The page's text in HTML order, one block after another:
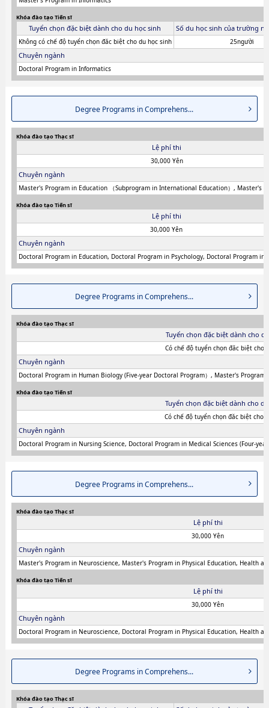
Khóa đào tạo Tiến sĩ
Tuyển chọn đặc biệt dành cho du học sinh Số du học sinh của trường
Không có chế độ tuyển chọn đăc biệt cho du học sinh 25người
Chuyên ngành
Doctoral Program in Informatics
Degree Programs in Comprehens...
Khóa đào tạo Thạc sĩ
Lệ phí thi
30,000 Yên
Chuyên ngành
Master's Program in Education （Subprogram in International Education）, Master's
Khóa đào tạo Tiến sĩ
Lệ phí thi
30,000 Yên
Chuyên ngành
Doctoral Program in Education, Doctoral Program in Psychology, Doctoral Program in
Degree Programs in Comprehens...
Khóa đào tạo Thạc sĩ
Tuyển chọn đặc biệt dành cho
Có chế độ tuyển chọn đăc biệt cho
Chuyên ngành
Doctoral Program in Human Biology (Five-year Doctoral Program）, Master's
Khóa đào tạo Tiến sĩ
Tuyển chọn đặc biệt dành cho
Có chế độ tuyển chọn đăc biệt cho
Chuyên ngành
Doctoral Program in Nursing Science, Doctoral Program in Medical Sciences (Four-
Degree Programs in Comprehens...
Khóa đào tạo Thạc sĩ
Lệ phí thi
30,000 Yên
Chuyên ngành
Master's Program in Neuroscience, Master's Program in Physical Education, Health
Khóa đào tạo Tiến sĩ
Lệ phí thi
30,000 Yên
Chuyên ngành
Doctoral Program in Neuroscience, Doctoral Program in Physical Education, Health
Degree Programs in Comprehens...
Khóa đào tạo Thạc sĩ